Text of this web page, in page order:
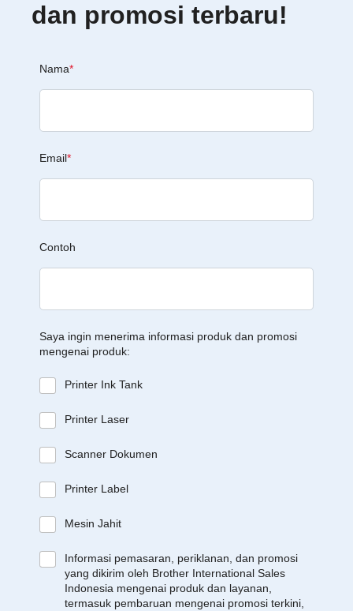
dan promosi terbaru!
Nama*
Email*
Contoh
Saya ingin menerima informasi produk dan promosi
mengenai produk:
Printer Ink Tank
Printer Laser
Scanner Dokumen
Printer Label
Mesin Jahit
Informasi pemasaran, periklanan, dan promosi
yang dikirim oleh Brother International Sales
Indonesia mengenai produk dan layanan,
termasuk pembaruan mengenai promosi terkini,